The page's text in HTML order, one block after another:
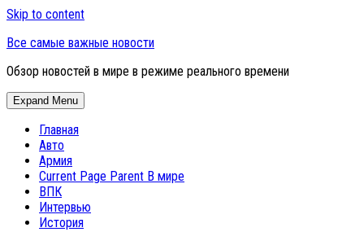
Skip to content
Все самые важные новости
Обзор новостей в мире в режиме реального времени
Expand Menu
Главная
Авто
Армия
Current Page Parent В мире
ВПК
Интервью
История